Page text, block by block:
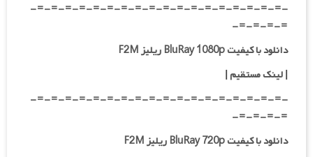
-=-=-=-=-=-=-=-=-=-=-=-=-=-=-=-=-=-=-
=-=-=-=-
دانلود با کیفیت BluRay 1080p ریلیز F2M
|لینک مستقیم|
-=-=-=-=-=-=-=-=-=-=-=-=-=-=-=-=-=-=-
=-=-=-=-
دانلود با کیفیت BluRay 720p ریلیز F2M